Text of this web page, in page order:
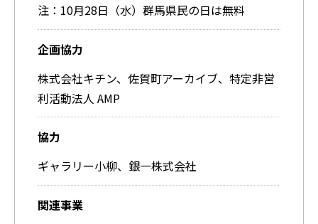
注：10月28日（水）群馬県民の日は無料
企画協力
株式会社キチン、佐賀町アーカイブ、特定非営
利活動法人 AMP
協力
ギャラリー小柳、銀一株式会社
関連事業